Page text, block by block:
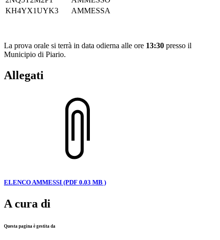
KH4YX1UYK3
AMMESSA
La prova orale si terrà in data odierna alle ore 13:30 presso il
Municipio di Piario.
Allegati
ELENCO AMMESSI (PDF 0.03 MB )
A cura di
Questa pagina è gestita da